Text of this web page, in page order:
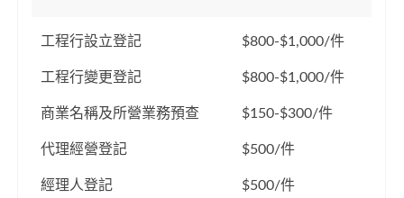
工程行設立登記 $800-$1,000/件
工程行變更登記 $800-$1,000/件
商業名稱及所營業務預查 $150-$300/件
代理經營登記 $500/件
經理人登記 $500/件